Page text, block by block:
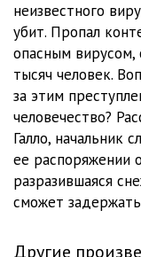
013_Белая мгла
014_Белая мгла
015_Белая мгла
016_Белая мгла
017_Белая мгла
018_Белая мгла
неизвестного
убит. Пропал
опасным вирусом,
тысяч человек.
за этим
человечество?
Галло, начальник
ее распоряжении
разразившаяся
сможет
Другие